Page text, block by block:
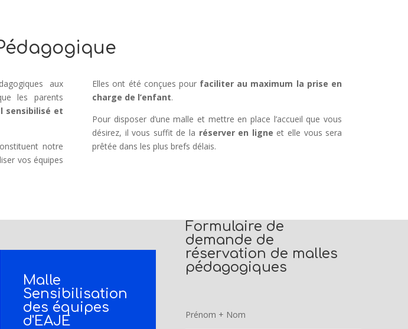
aux
les parents
sensibilisé et
notre
vos équipes
Elles ont été conçues pour faciliter au maximum la prise en
charge de l’enfant.
Pour disposer d’une malle et mettre en place l’accueil que vous
désirez, il vous suffit de la réserver en ligne et elle vous sera
prêtée dans les plus brefs délais.
Malle
Sensibilisation
des équipes
d'EAJE
Formulaire de
demande de
réservation de malles
pédagogiques
Prénom + Nom